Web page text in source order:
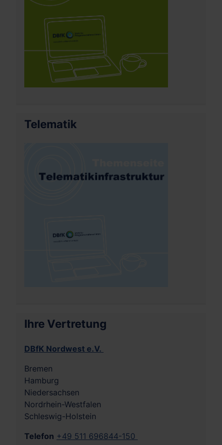
Telematik
Ihre Vertretung
DBfK Nordwest e.V.
Bremen
Hamburg
Niedersachsen
Nordrhein-Westfalen
Schleswig-Holstein
Telefon +49 511 696844-150